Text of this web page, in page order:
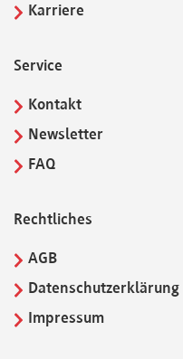
Karriere
Service
Kontakt
Newsletter
FAQ
Rechtliches
AGB
Datenschutzerklärung
Impressum